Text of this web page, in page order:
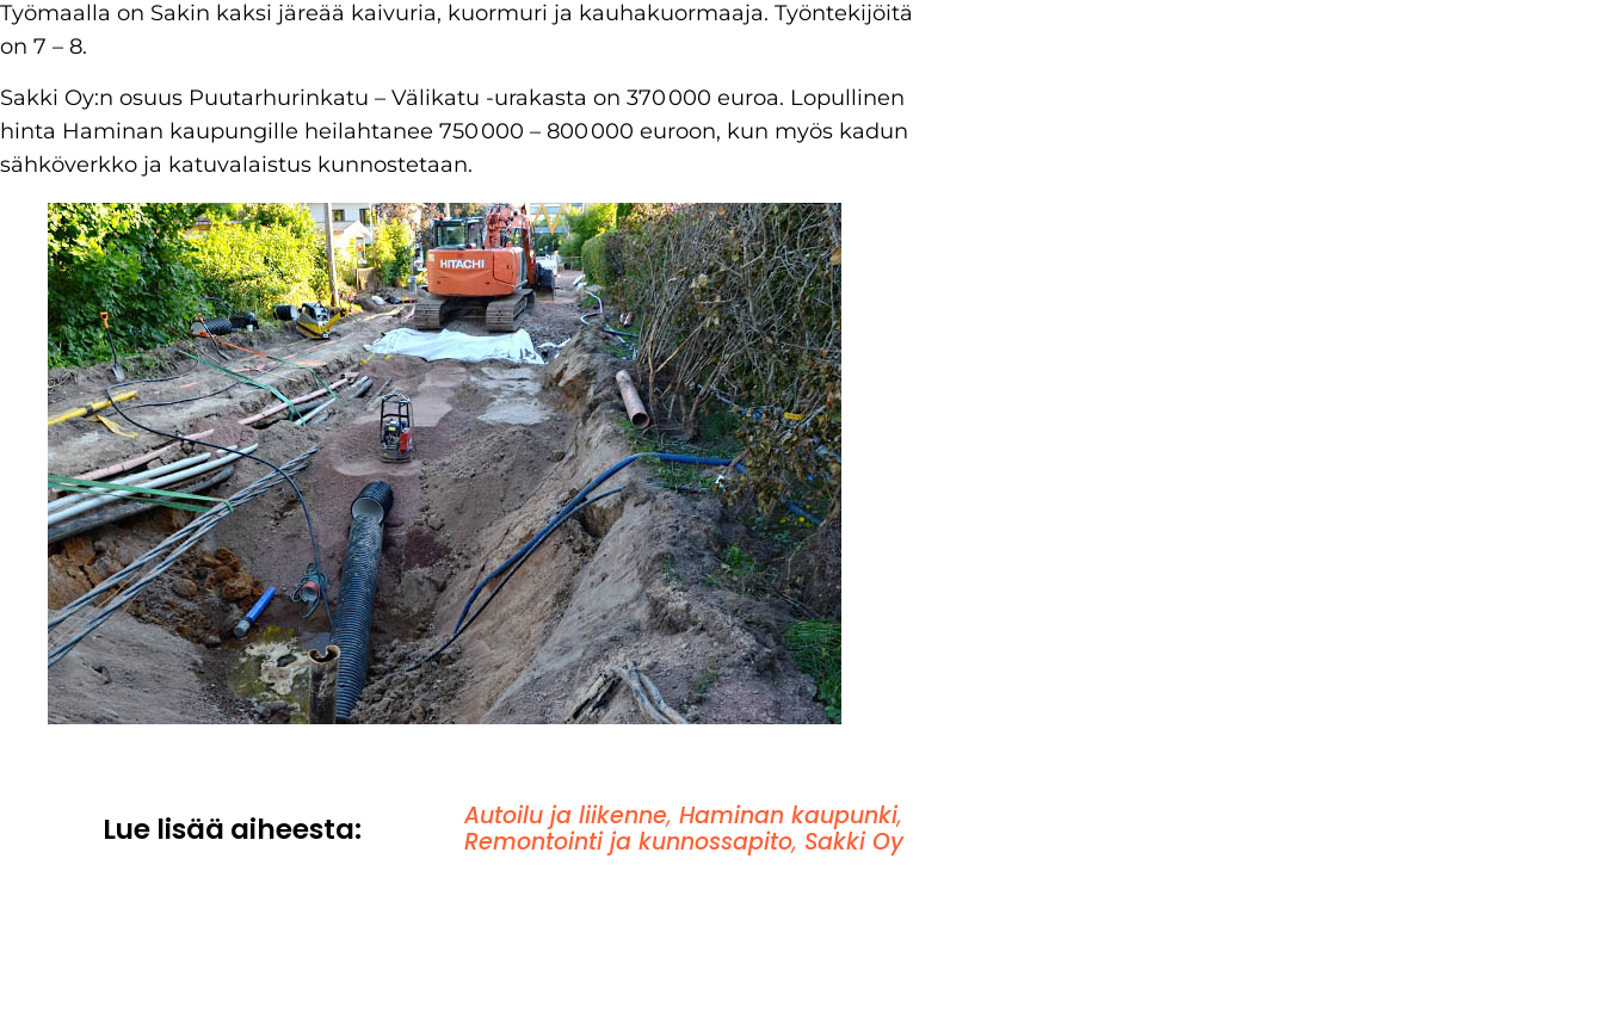
Työmaalla on Sakin kaksi järeää kaivuria, kuormuri ja kauhakuormaaja. Työntekijöitä
on 7 – 8.
Sakki Oy:n osuus Puutarhurinkatu – Välikatu -urakasta on 370 000 euroa. Lopullinen
hinta Haminan kaupungille heilahtanee 750 000 – 800 000 euroon, kun myös kadun
sähköverkko ja katuvalaistus kunnostetaan.
Lue lisää aiheesta: Autoilu ja liikenne, Haminan kaupunki,
Remontointi ja kunnossapito, Sakki Oy